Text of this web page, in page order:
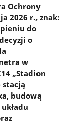
Ochrony
2026 r., znak:
do
o
w
„Stadion
stacją
budową